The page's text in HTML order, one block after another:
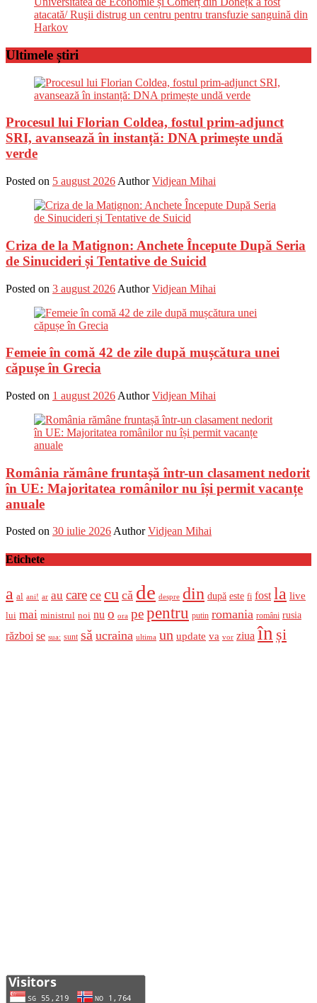
atacată/ Ruşii distrug un centru pentru transfuzie sanguină din
Harkov
Ultimele știri
Procesul lui Florian Coldea, fostul prim-adjunct
SRI, avansează în instanță: DNA primește undă
verde
Posted on 5 august 2026 Author Vidjean Mihai
Criza de la Matignon: Anchete Începute După Seria
de Sinucideri și Tentative de Suicid
Posted on 3 august 2026 Author Vidjean Mihai
Femeie în comă 42 de zile după mușcătura unei
căpușe în Grecia
Posted on 1 august 2026 Author Vidjean Mihai
România rămâne fruntașă într-un clasament nedorit
în UE: Majoritatea românilor nu își permit vacanțe
anuale
Posted on 30 iulie 2026 Author Vidjean Mihai
Etichete
a al ani! ar au care ce cu că de despre din după este fi fost la live
lui mai ministrul noi nu o ora pepentru putin romania români rusia
război se sua: sunt să ucraina ultima un update va vor ziua în și